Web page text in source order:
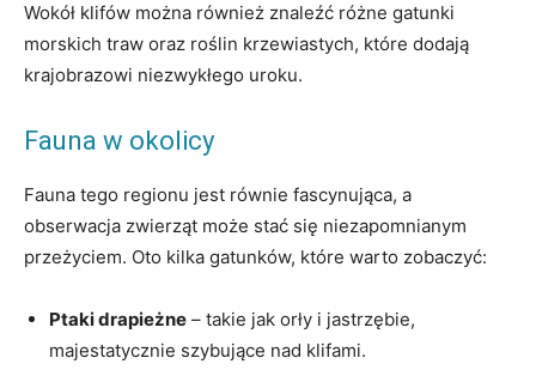
Wokół klifów można również znaleźć różne gatunki
morskich traw oraz roślin krzewiastych, które dodają
krajobrazowi niezwykłego uroku.
Fauna w okolicy
Fauna tego regionu jest równie fascynująca, a
obserwacja zwierząt może stać się niezapomnianym
przeżyciem. Oto kilka gatunków, które warto zobaczyć:
Ptaki drapieżne – takie jak orły i jastrzębie,
majestatycznie szybujące nad klifami.